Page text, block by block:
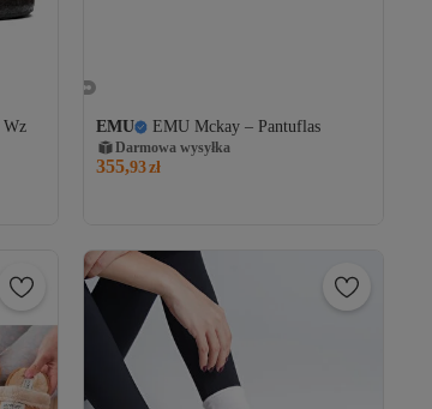
Wz
EMU EMU Mckay – Pantuflas
Darmowa wysyłka
355,93zł